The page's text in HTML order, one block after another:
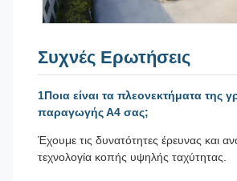
Συχνές Ερωτήσεις
1Ποια είναι τα πλεονεκτήματα της
παραγωγής Α4 σας;
Έχουμε τις δυνατότητες έρευνας και
τεχνολογία κοπής υψηλής ταχύτητας.